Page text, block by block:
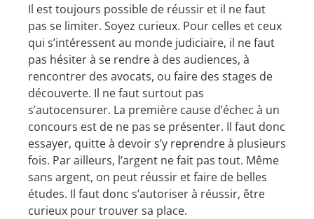
Il est toujours possible de réussir et il ne faut
pas se limiter. Soyez curieux. Pour celles et ceux
qui s’intéressent au monde judiciaire, il ne faut
pas hésiter à se rendre à des audiences, à
rencontrer des avocats, ou faire des stages de
découverte. Il ne faut surtout pas
s’autocensurer. La première cause d’échec à un
concours est de ne pas se présenter. Il faut donc
essayer, quitte à devoir s’y reprendre à plusieurs
fois. Par ailleurs, l’argent ne fait pas tout. Même
sans argent, on peut réussir et faire de belles
études. Il faut donc s’autoriser à réussir, être
curieux pour trouver sa place.